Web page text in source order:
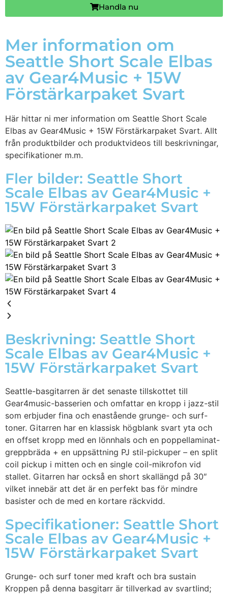
Handla nu
Mer information om
Seattle Short Scale Elbas
av Gear4Music + 15W
Förstärkarpaket Svart
Här hittar ni mer information om Seattle Short Scale
Elbas av Gear4Music + 15W Förstärkarpaket Svart. Allt
från produktbilder och produktvideos till beskrivningar,
specifikationer m.m.
Fler bilder: Seattle Short
Scale Elbas av Gear4Music +
15W Förstärkarpaket Svart
Beskrivning: Seattle Short
Scale Elbas av Gear4Music +
15W Förstärkarpaket Svart
Seattle-basgitarren är det senaste tillskottet till
Gear4music-basserien och omfattar en kropp i jazz-stil
som erbjuder fina och enastående grunge- och surf-
toner. Gitarren har en klassisk högblank svart yta och
en offset kropp med en lönnhals och en poppellaminat-
greppbräda + en uppsättning PJ stil-pickuper – en split
coil pickup i mitten och en single coil-mikrofon vid
stallet. Gitarren har också en short skallängd på 30″
vilket innebär att det är en perfekt bas för mindre
basister och de med en kortare räckvidd.
Specifikationer: Seattle Short
Scale Elbas av Gear4Music +
15W Förstärkarpaket Svart
Grunge- och surf toner med kraft och bra sustain
Kroppen på denna basgitarr är tillverkad av svartlind;